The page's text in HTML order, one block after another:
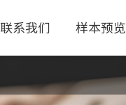
联系我们 样本预览